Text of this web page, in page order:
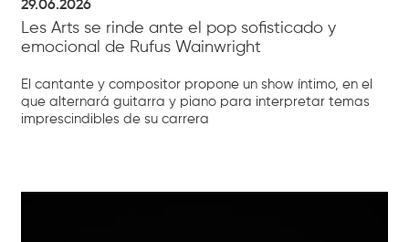
29.06.2026
Les Arts se rinde ante el pop sofisticado y
emocional de Rufus Wainwright
El cantante y compositor propone un show íntimo, en el
que alternará guitarra y piano para interpretar temas
imprescindibles de su carrera